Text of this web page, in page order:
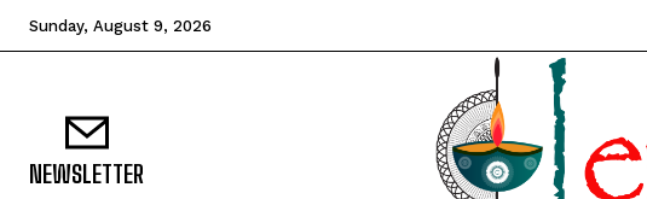
Sunday, August 9, 2026
NEWSLETTER